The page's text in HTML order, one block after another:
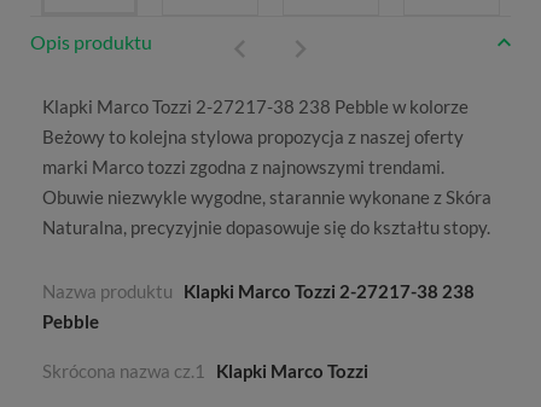
Opis produktu
Klapki Marco Tozzi 2-27217-38 238 Pebble w kolorze
Beżowyto kolejna stylowa propozycja z naszej oferty
marki Marco tozzi zgodna z najnowszymi trendami.
Obuwie niezwykle wygodne, starannie wykonane zSkóra
Naturalna, precyzyjnie dopasowuje się do kształtu stopy.
Nazwa produktu
Klapki Marco Tozzi 2-27217-38 238
Pebble
Skrócona nazwa cz.1 Klapki Marco Tozzi